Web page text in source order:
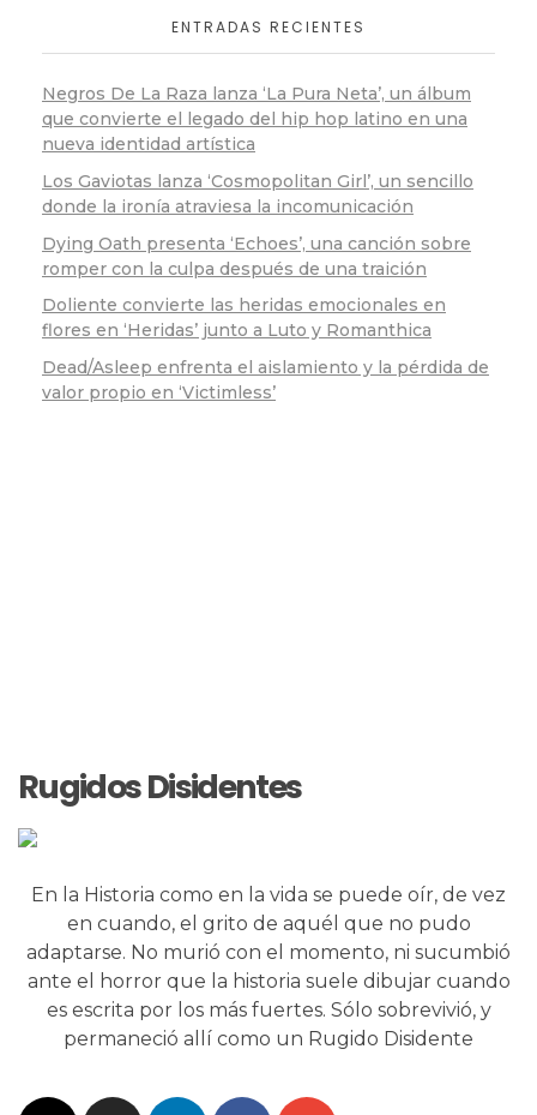
ENTRADAS RECIENTES
Negros De La Raza lanza ‘La Pura Neta’, un álbum
que convierte el legado del hip hop latino en una
nueva identidad artística
Los Gaviotas lanza ‘Cosmopolitan Girl’, un sencillo
donde la ironía atraviesa la incomunicación
Dying Oath presenta ‘Echoes’, una canción sobre
romper con la culpa después de una traición
Doliente convierte las heridas emocionales en
flores en ‘Heridas’ junto a Luto y Romanthica
Dead/Asleep enfrenta el aislamiento y la pérdida de
valor propio en ‘Victimless’
Rugidos Disidentes
En la Historia como en la vida se puede oír, de vez
en cuando, el grito de aquél que no pudo
adaptarse. No murió con el momento, ni sucumbió
ante el horror que la historia suele dibujar cuando
es escrita por los más fuertes. Sólo sobrevivió, y
permaneció allí como un Rugido Disidente